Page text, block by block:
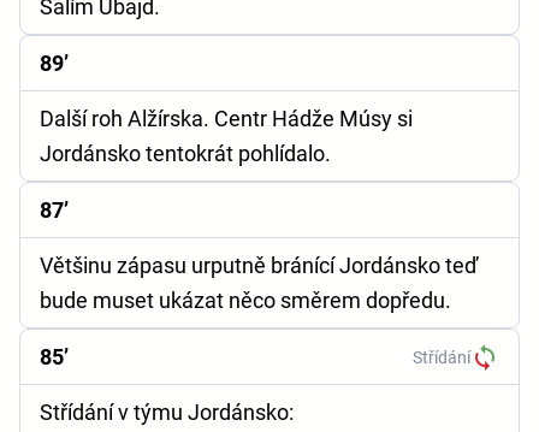
Salím Ubajd.
89’
Další roh Alžírska. Centr Hádže Músy si
Jordánsko tentokrát pohlídalo.
87’
Většinu zápasu urputně bránící Jordánsko teď
bude muset ukázat něco směrem dopředu.
85’ Střídání
Střídání v týmu Jordánsko: